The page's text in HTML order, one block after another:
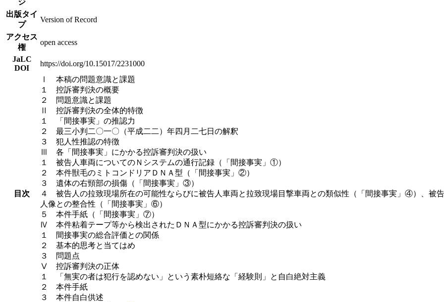
出版タイ
プ
Version of Record
アクセス
権
open access
JaLC
DOI
https://doi.org/10.15017/2231000
目次
Ⅰ 本稿の問題意識と課題
１ 控訴審判決の概要
２ 問題意識と課題
Ⅱ 控訴審判決の全体的特徴
１ 「間接事実」の推認力
２ 最三小判二〇一〇（平成二二）年四月二七日の解釈
３ 犯人性推認の特徴
Ⅲ 各「間接事実」にかかる控訴審判決の扱い
１ 被告人車両についてのＮシステムの通行記録（「間接事実」①）
２ 本件獣毛のミトコンドリアＤＮＡ型（「間接事実」②）
３ 遺体の右頸部の損傷（「間接事実」③）
４ 被告人の拉致現場所在の可能性ならびに被告人車両と拉致現場目撃車両との類似性（「間接事実」④）、被
人像との整合性（「間接事実」⑥）
５ 本件手紙（「間接事実」⑦）
Ⅳ 本件粘着テープ等から検出されたＤＮＡ型にかかる控訴審判決の扱い
１ 間接事実の総合評価との関係
２ 基本的思考と当てはめ
３ 問題点
Ⅴ 控訴審判決の正体
１ 「無実の者は犯行を認めない」という素朴短絡な「経験則」と自白絶対主義
２ 本件手紙
３ 本件自白供述